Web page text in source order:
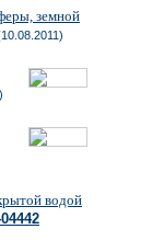
земной
водой